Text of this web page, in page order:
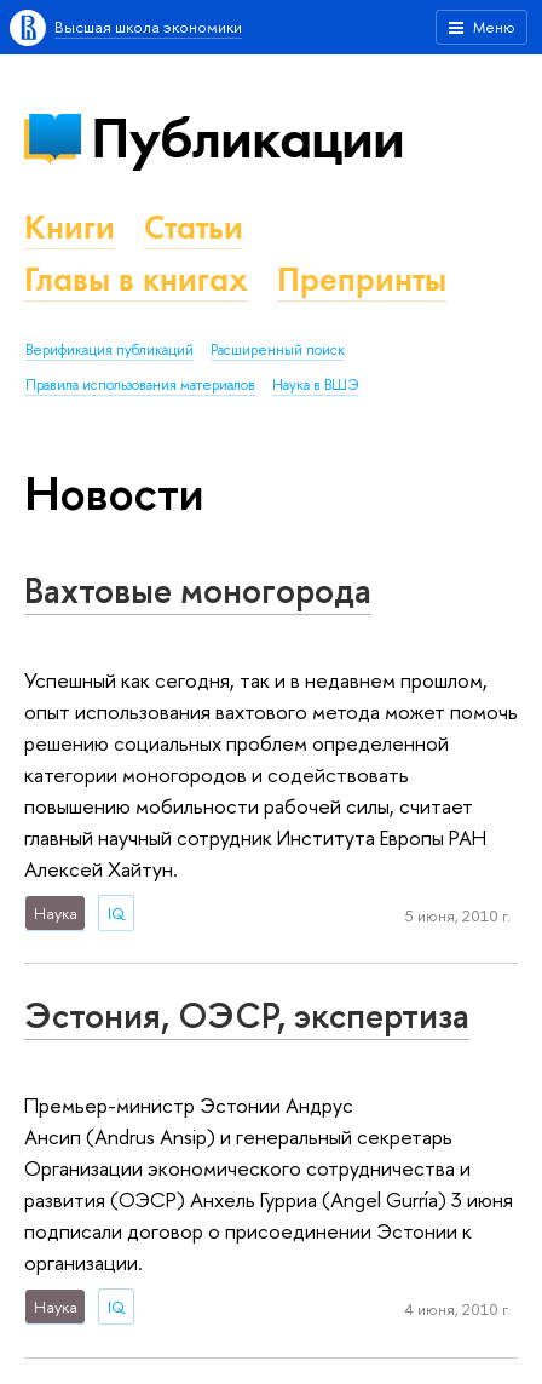
Меню
Высшая школа экономики
Публикации
Книги
Статьи
Главы в книгах
Препринты
Верификация публикаций
Расширенный поиск
Правила использования материалов
Наука в ВШЭ
Новости
Вахтовые моногорода
Успешный как сегодня, так и в недавнем прошлом,
опыт использования вахтового метода может помочь
решению социальных проблем определенной
категории моногородов и содействовать
повышению мобильности рабочей силы, считает
главный научный сотрудник Института Европы РАН
Алексей Хайтун.
Наука IQ 5 июня, 2010 г.
Эстония, ОЭСР, экспертиза
Премьер-министр Эстонии Андрус
Ансип (Andrus Ansip) и генеральный секретарь
Организации экономического сотрудничества и
развития (ОЭСР) Анхель Гурриа (Angel Gurría) 3 июня
подписали договор о присоединении Эстонии к
организации.
Наука IQ 4 июня, 2010 г.